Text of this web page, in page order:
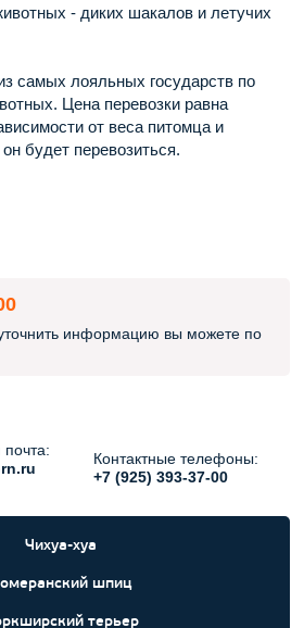
- диких шакалов и летучих
самых лояльных государств по
Цена перевозки равна
от веса питомца и
будет перевозиться.
информацию вы можете по
почта:
Контактные телефоны:
+7 (925) 393-37-00
Чихуа-хуа
шпиц
терьер